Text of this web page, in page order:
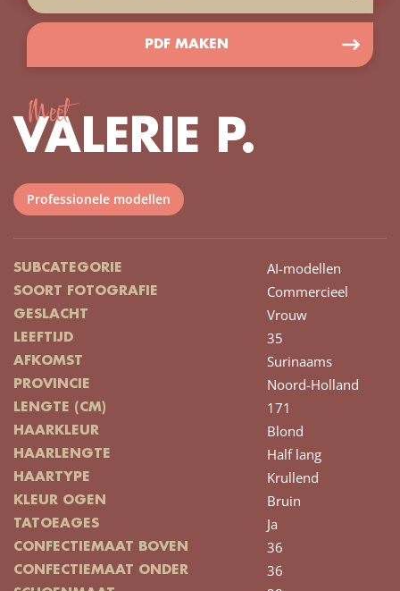
PDF MAKEN
Meet
VALERIE P.
Professionele modellen
SUBCATEGORIE AI-modellen
SOORT FOTOGRAFIE Commercieel
GESLACHT Vrouw
LEEFTIJD 35
AFKOMST Surinaams
PROVINCIE Noord-Holland
LENGTE (CM) 171
HAARKLEUR Blond
HAARLENGTE Half lang
HAARTYPE Krullend
KLEUR OGEN Bruin
TATOEAGES Ja
CONFECTIEMAAT BOVEN 36
CONFECTIEMAAT ONDER 36